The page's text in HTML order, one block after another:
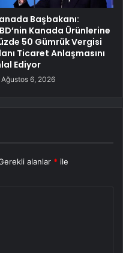
Başbakanı:
Kanada Ürünlerine
50 Gümrük Vergisi
Ticaret Anlaşmasını
Ediyor
Ağustos 6, 2026
alanlar * ile